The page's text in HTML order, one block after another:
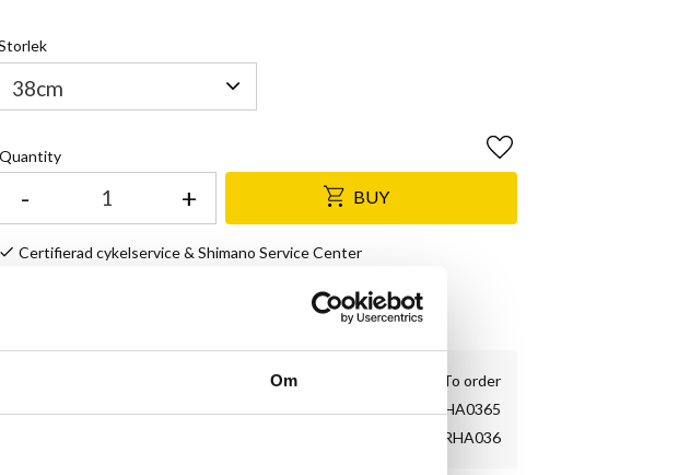
Om
Quantity
+
- BUY
Add to favorites
Certifierad cykelservice & Shimano Service Center
To order
PRHA0365
PRHA036